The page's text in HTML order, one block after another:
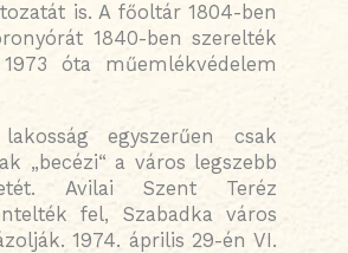
is. A főoltár 1804-ben
1840-ben szerelték
óta műemlékvédelem
egyszerűen csak
„becézi“ a város legszebb
Avilai Szent Teréz
fel, Szabadka város
1974. április 29-én VI.